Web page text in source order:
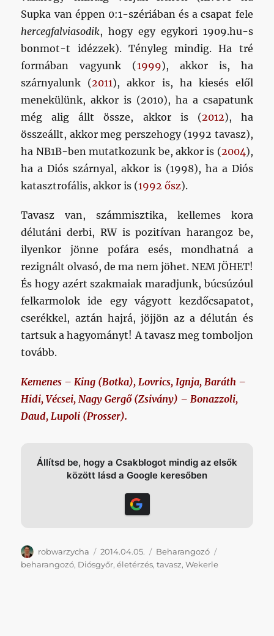
Supka van éppen 0:1-szériában és a csapat fele
hercegfalviasodik, hogy egy egykori 1909.hu-s
bonmot-t idézzek). Tényleg mindig. Ha tré
formában vagyunk (1999), akkor is, ha
szárnyalunk (2011), akkor is, ha kiesés elől
menekülünk, akkor is (2010), ha a csapatunk
még alig állt össze, akkor is (2012), ha
összeállt, akkor meg perszehogy (1992 tavasz),
ha NB1B-ben mutatkozunk be, akkor is (2004),
ha a Diós szárnyal, akkor is (1998), ha a Diós
katasztrofális, akkor is (1992 ősz).
Tavasz van, számmisztika, kellemes kora
délutáni derbi, RW is pozitívan harangoz be,
ilyenkor jönne pofára esés, mondhatná a
rezignált olvasó, de ma nem jöhet. NEM JÖHET!
És hogy azért szakmaiak maradjunk, búcsúzóul
felkarmolok ide egy vágyott kezdőcsapatot,
cserékkel, aztán hajrá, jöjjön az a délután és
tartsuk a hagyományt! A tavasz meg tomboljon
tovább.
Kemenes – King (Botka), Lovrics, Ignja, Baráth –
Hidi, Vécsei, Nagy Gergő (Zsivány) – Bonazzoli,
Daud, Lupoli (Prosser).
Állítsd be, hogy a Csakblogot mindig az elsők
között lásd a Google keresőben
Szerző
robwarzycha Közzétéve
2014.04.05. Kategória
Beharangozó
beharangozó, Diósgyőr,életérzés,tavasz,Wekerle